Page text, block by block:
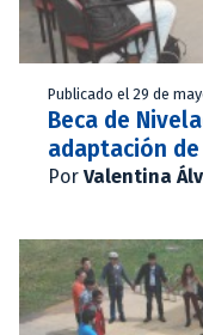
Publicado el 29 de
Beca de
adaptación
Por Valentina